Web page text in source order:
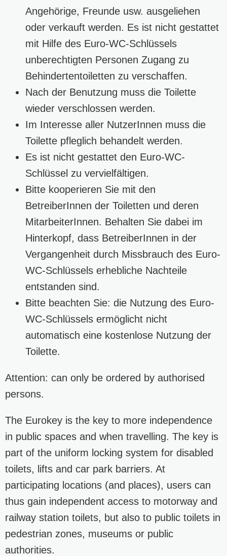
Angehörige, Freunde usw. ausgeliehen
oder verkauft werden. Es ist nicht gestattet
mit Hilfe des Euro-WC-Schlüssels
unberechtigten Personen Zugang zu
Behindertentoiletten zu verschaffen.
Nach der Benutzung muss die Toilette
wieder verschlossen werden.
Im Interesse aller NutzerInnen muss die
Toilette pfleglich behandelt werden.
Es ist nicht gestattet den Euro-WC-
Schlüssel zu vervielfältigen.
Bitte kooperieren Sie mit den
BetreiberInnen der Toiletten und deren
MitarbeiterInnen. Behalten Sie dabei im
Hinterkopf, dass BetreiberInnen in der
Vergangenheit durch Missbrauch des Euro-
WC-Schlüssels erhebliche Nachteile
entstanden sind.
Bitte beachten Sie: die Nutzung des Euro-
WC-Schlüssels ermöglicht nicht
automatisch eine kostenlose Nutzung der
Toilette.
Attention: can only be ordered by authorised
persons.
The Eurokey is the key to more independence
in public spaces and when travelling. The key is
part of the uniform locking system for disabled
toilets, lifts and car park barriers. At
participating locations (and places), users can
thus gain independent access to motorway and
railway station toilets, but also to public toilets in
pedestrian zones, museums or public
authorities.